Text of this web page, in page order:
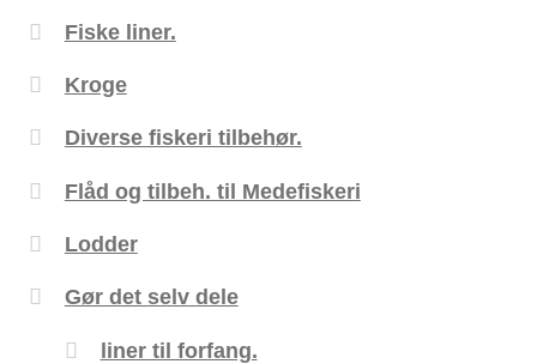
Fiske liner.
Kroge
Diverse fiskeri tilbehør.
Flåd og tilbeh. til Medefiskeri
Lodder
Gør det selv dele
liner til forfang.